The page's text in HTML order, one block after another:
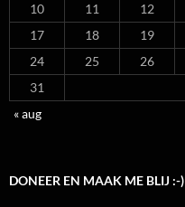
10
11 12
17
18 19
24
25 26
31
« aug
DONEER EN MAAK ME BLIJ :-)